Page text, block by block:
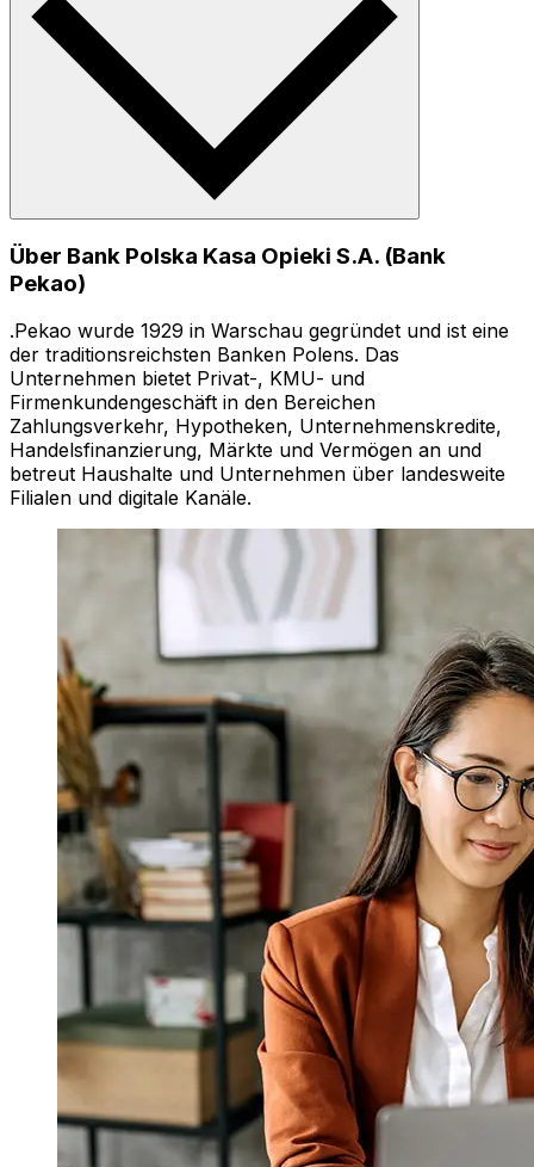
Über Bank Polska Kasa Opieki S.A. (Bank
Pekao)
.Pekao wurde 1929 in Warschau gegründet und ist eine
der traditionsreichsten Banken Polens. Das
Unternehmen bietet Privat-, KMU- und
Firmenkundengeschäft in den Bereichen
Zahlungsverkehr, Hypotheken, Unternehmenskredite,
Handelsfinanzierung, Märkte und Vermögen an und
betreut Haushalte und Unternehmen über landesweite
Filialen und digitale Kanäle.